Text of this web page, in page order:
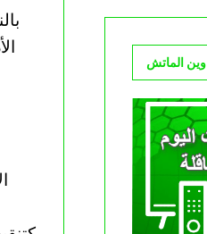
وين الماتش